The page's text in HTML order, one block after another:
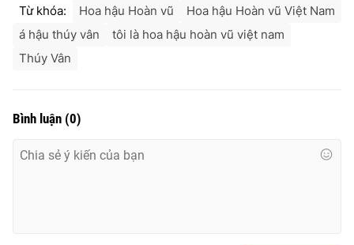
Từ khóa: Hoa hậu Hoàn vũ
Hoa hậu Hoàn vũ Việt Nam
á hậu thúy vân
tôi là hoa hậu hoàn vũ việt nam
Thúy Vân
Bình luận (0)